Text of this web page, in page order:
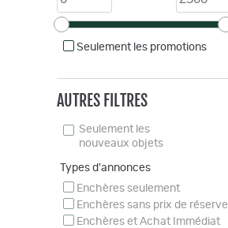
Seulement les promotions
AUTRES FILTRES
Seulement les
nouveaux objets
Types d'annonces
Enchères seulement
Enchères sans prix de réserve
Enchères et Achat Immédiat